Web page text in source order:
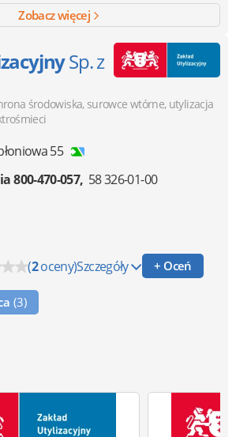
Zobacz więcej
Sp. z
środowiska, surowce wtórne, utylizacja
55
800-470-057 58 326-01-00
(2oceny)Szczegóły + Oceń
(3)